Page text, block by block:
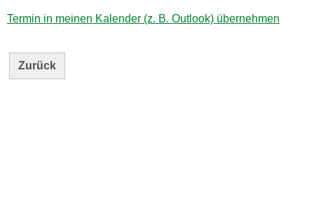
Termin in meinen Kalender (z. B. Outlook) übernehmen
Zurück